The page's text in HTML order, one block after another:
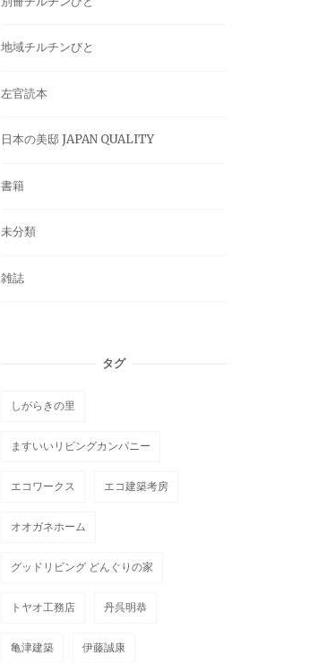
地域チルチンびと
左官読本
日本の美邸 JAPAN QUALITY
書籍
未分類
雑誌
タグ
しがらきの里
ますいいリビングカンパニー
エコワークス エコ建築考房
オオガネホーム
グッドリビング どんぐりの家
トヤオ工務店 丹呉明恭
亀津建築 伊藤誠康